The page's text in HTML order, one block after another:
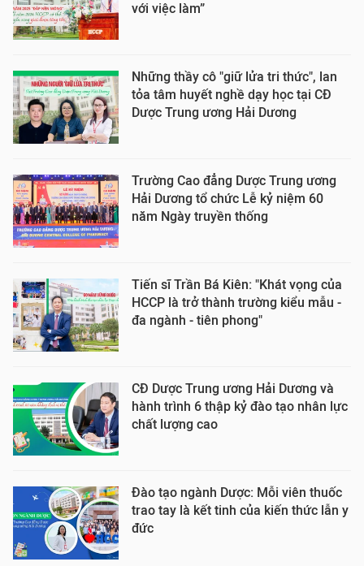
với việc làm”
Những thầy cô "giữ lửa tri thức", lan
tỏa tâm huyết nghề dạy học tại CĐ
Dược Trung ương Hải Dương
Trường Cao đẳng Dược Trung ương
Hải Dương tổ chức Lễ kỷ niệm 60
năm Ngày truyền thống
Tiến sĩ Trần Bá Kiên: "Khát vọng của
HCCP là trở thành trường kiểu mẫu -
đa ngành - tiên phong"
CĐ Dược Trung ương Hải Dương và
hành trình 6 thập kỷ đào tạo nhân lực
chất lượng cao
Đào tạo ngành Dược: Mỗi viên thuốc
trao tay là kết tinh của kiến thức lẫn y
đức